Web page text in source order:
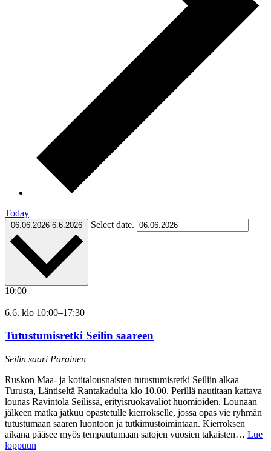
Today
06.06.2026 6.6.2026 Select date.
10:00
6.6. klo 10:00–17:30
Tutustumisretki Seilin saareen
Seilin saari Parainen
Ruskon Maa- ja kotitalousnaisten tutustumisretki Seiliin alkaa
Turusta, Läntiseltä Rantakadulta klo 10.00. Perillä nautitaan kattava
lounas Ravintola Seilissä, erityisruokavaliot huomioiden. Lounaan
jälkeen matka jatkuu opastetulle kierrokselle, jossa opas vie ryhmän
tutustumaan saaren luontoon ja tutkimustoimintaan. Kierroksen
aikana pääsee myös tempautumaan satojen vuosien takaisten… Lue
loppuun